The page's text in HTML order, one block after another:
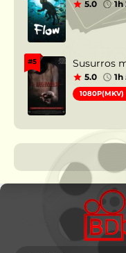
5.0
#5 Susurros
5.0 1h